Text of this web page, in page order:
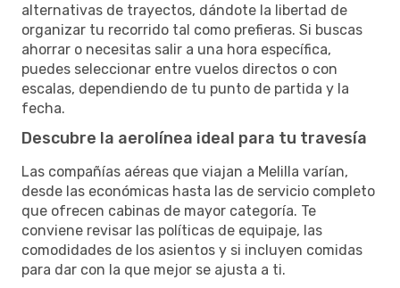
alternativas de trayectos, dándote la libertad de
organizar tu recorrido tal como prefieras. Si buscas
ahorrar o necesitas salir a una hora específica,
puedes seleccionar entre vuelos directos o con
escalas, dependiendo de tu punto de partida y la
fecha.
Descubre la aerolínea ideal para tu travesía
Las compañías aéreas que viajan a Melilla varían,
desde las económicas hasta las de servicio completo
que ofrecen cabinas de mayor categoría. Te
conviene revisar las políticas de equipaje, las
comodidades de los asientos y si incluyen comidas
para dar con la que mejor se ajusta a ti.